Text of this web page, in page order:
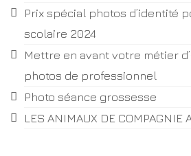
Prix spécial photos d’identité
scolaire 2024
Mettre en avant votre métier
photos de professionnel
Photo séance grossesse
LES ANIMAUX DE COMPAGNIE